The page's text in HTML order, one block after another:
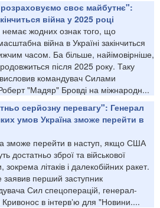
своє майбутнє":
війна у 2025 році
немає жодних ознак того, що
війна в Україні закінчиться
часом. Ба більше, найімовірніше,
після 2025 року. Таку
командувач Силами
"Мадяр" Бровді на міжнародн...
серйозну перевагу": Генерал
умов Україна зможе перейти в
зможе перейти в наступ, якщо США
достатньо зброї та військової
зокрема літаків і далекобійних ракет.
заявив перший заступник
Сил спецоперацій, генерал-
в інтервʼю для "Новини....